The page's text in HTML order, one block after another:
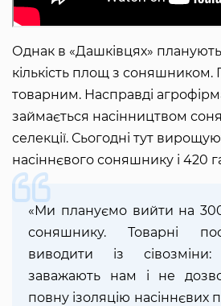
Однак в «Дашківцях»
кількість площ з соняшником.
товарним. Насправді
займається насінництвом
селекції. Сьогодні тут
насіннєвого соняшнику і 420
«Ми плануємо вийти на
соняшнику. Товарні
виводити із
заважають нам і не
повну ізоляцію насіннєвих